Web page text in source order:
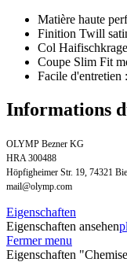
Matière haute
Finition Twill
Col
Coupe Slim Fit
Facile d'entretien
Informations
OLYMP Bezner KG
HRA 300488
Höpfigheimer Str. 19, 74321
mail@olymp.com
Eigenschaften
Eigenschaften ansehen
Fermer menu
Eigenschaften